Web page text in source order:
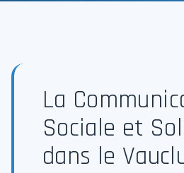
La
Sociale et
dans le